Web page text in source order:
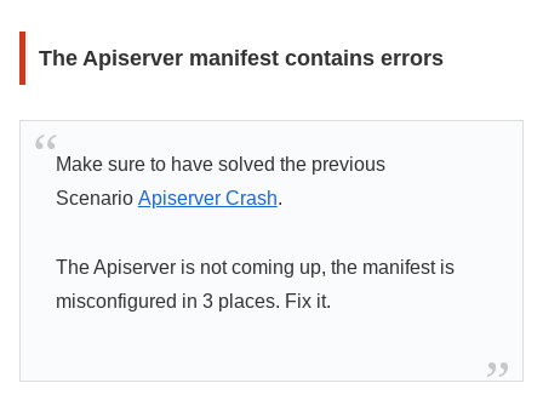
The Apiserver manifest contains errors
Make sure to have solved the previous
Scenario Apiserver Crash.
The Apiserver is not coming up, the manifest is
misconfigured in 3 places. Fix it.